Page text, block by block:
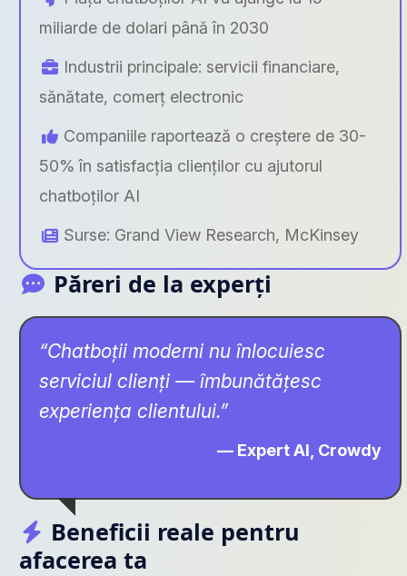
miliarde de dolari până în 2030
Industrii principale: servicii financiare,
sănătate, comerț electronic
Companiile raportează o creștere de 30-
50% în satisfacția clienților cu ajutorul
chatboților AI
Surse: Grand View Research, McKinsey
Păreri de la experți
“Chatboții moderni nu înlocuiesc
serviciul clienți — îmbunătățesc
experiența clientului.”
— Expert AI, Crowdy
Beneficii reale pentru
afacerea ta